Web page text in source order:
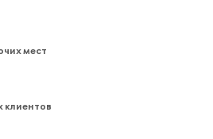
мест
клиентов